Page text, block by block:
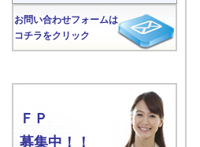
お問い合わせフォームは
コチラをクリック
ＦＰ
募集中！！